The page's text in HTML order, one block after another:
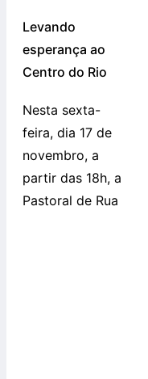
Levando
esperança ao
Centro do Rio
Nesta sexta-
feira, dia 17 de
novembro, a
partir das 18h, a
Pastoral de Rua